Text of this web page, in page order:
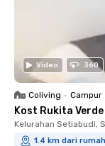
Video 360
Coliving • Campur
Kost Rukita
Kelurahan Setiabudi,
1.4 km dari